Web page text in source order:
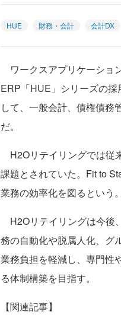
HUE 財務・会計 会計DX
ワークスアプリケーショ
ERP「HUE」シリーズの
して、一般会計、債権債務
だ。
H2Oリテイリングでは従
課題とされていた。Fit to
業務の効率化を図るという。
H2Oリテイリングは今後
務の自動化や脱属人化、グ
業務負担を軽減し、専門性
る体制構築を目指す。
【関連記事】